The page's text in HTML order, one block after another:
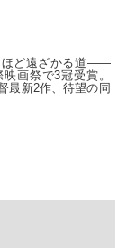
ほど遠ざかる道——
画祭で3冠受賞。
最新2作、待望の同